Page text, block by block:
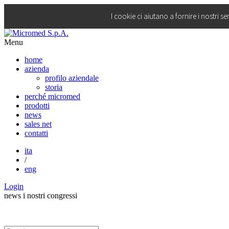
I cookie ci aiutano a fornire i nostri
Menu
home
azienda
profilo aziendale
storia
perché micromed
prodotti
news
sales net
contatti
ita
/
eng
Login
news i nostri congressi